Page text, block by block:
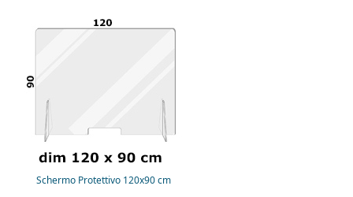
Schermo Protettivo 120x90 cm